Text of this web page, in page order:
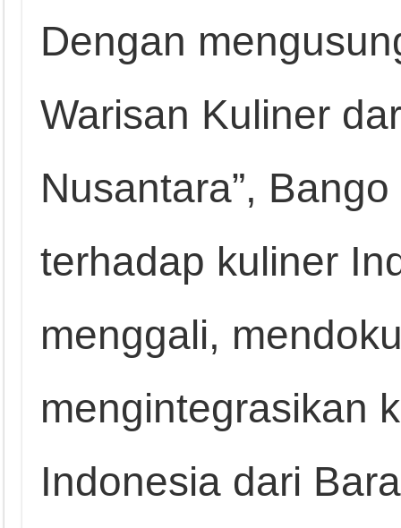
Dengan
Warisan Kuliner
Nusantara”,
terhadap kuliner
menggali,
mengintegrasikan
Indonesia dari